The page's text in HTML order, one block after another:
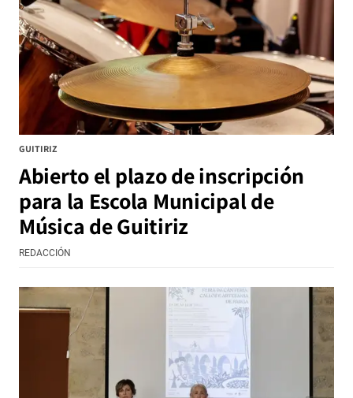
GUITIRIZ
Abierto el plazo de inscripción
para la Escola Municipal de
Música de Guitiriz
REDACCIÓN